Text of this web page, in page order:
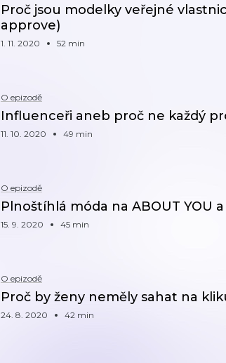
Proč jsou modelky veřejné
approve)
1. 11. 2020 52 min
O epizodě
Influenceři aneb proč ne každý
11. 10. 2020 49 min
O epizodě
Plnoštíhlá móda na ABOUT YOU
15. 9. 2020 45 min
O epizodě
Proč by ženy neměly sahat na
24. 8. 2020 42 min